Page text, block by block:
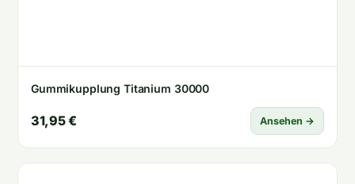
Gummikupplung Titanium 30000
31,95 € Ansehen →